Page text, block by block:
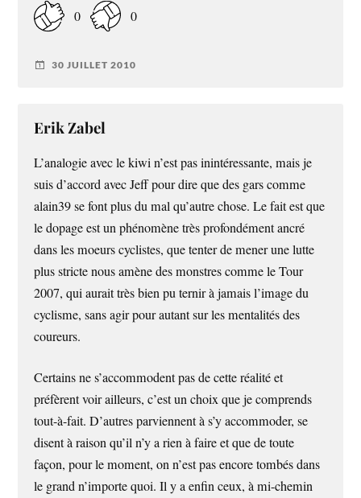
0 0
30 JUILLET 2010
Erik Zabel
L’analogie avec le kiwi n’est pas inintéressante, mais je
suis d’accord avec Jeff pour dire que des gars comme
alain39 se font plus du mal qu’autre chose. Le fait est que
le dopage est un phénomène très profondément ancré
dans les moeurs cyclistes, que tenter de mener une lutte
plus stricte nous amène des monstres comme le Tour
2007, qui aurait très bien pu ternir à jamais l’image du
cyclisme, sans agir pour autant sur les mentalités des
coureurs.
Certains ne s’accommodent pas de cette réalité et
préfèrent voir ailleurs, c’est un choix que je comprends
tout-à-fait. D’autres parviennent à s’y accommoder, se
disent à raison qu’il n’y a rien à faire et que de toute
façon, pour le moment, on n’est pas encore tombés dans
le grand n’importe quoi. Il y a enfin ceux, à mi-chemin